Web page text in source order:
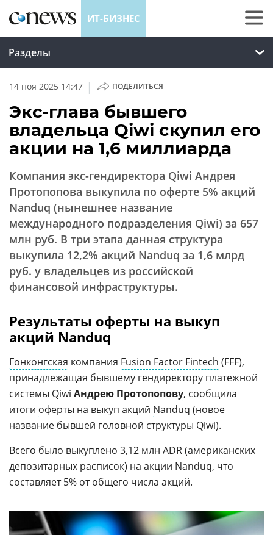
ИТ-БИЗНЕС
Разделы
14 ноя 2025 14:47 | ПОДЕЛИТЬСЯ
Экс-глава бывшего
владельца Qiwi скупил его
акции на 1,6 миллиарда
Компания экс-гендиректора Qiwi Андрея
Протопопова выкупила по оферте 5% акций
Nanduq (нынешнее название
международного подразделения Qiwi) за 657
млн руб. В три этапа данная структура
выкупила 12,2% акций Nanduq за 1,6 млрд
руб. у владельцев из российской
финансовой инфраструктуры.
Результаты оферты на выкуп
акций Nanduq
Гонконгская компания Fusion Factor Fintech (FFF),
принадлежащая бывшему гендиректору платежной
системы Qiwi Андрею Протопопову, сообщила
итоги оферты на выкуп акций Nanduq (новое
название бывшей головной структуры Qiwi).
Всего было выкуплено 3,12 млн ADR(американских
депозитарных расписок) на акции Nanduq, что
составляет 5% от общего числа акций.